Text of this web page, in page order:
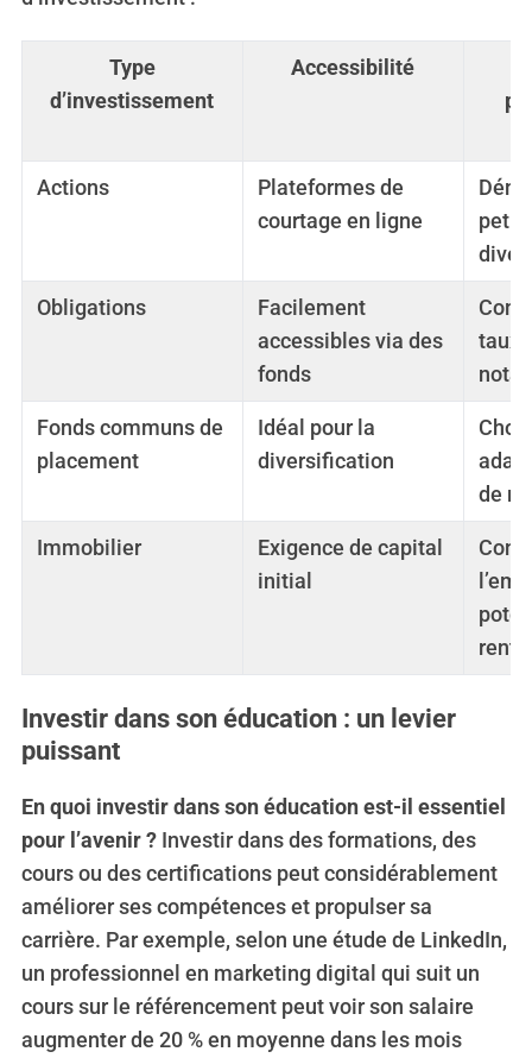
Type
d’investissement
Accessibilité
Actions
Plateformes de
courtage en ligne
Obligations
Facilement
accessibles via des
fonds
taux
Fonds communs de
placement
Idéal pour la
diversification
de
Immobilier
Exigence de capital
initial
Investir dans son éducation : un levier
puissant
En quoi investir dans son éducation est-il essentiel
pour l’avenir ?Investir dans des formations, des
cours ou des certifications peut considérablement
améliorer ses compétences et propulser sa
carrière. Par exemple, selon une étude de LinkedIn,
un professionnel en marketing digital qui suit un
cours sur le référencement peut voir son salaire
augmenter de 20 % en moyenne dans les mois
a
c
h